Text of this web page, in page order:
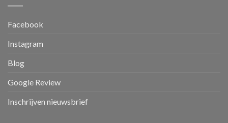
Facebook
Instagram
Blog
Google Review
Inschrijven nieuwsbrief